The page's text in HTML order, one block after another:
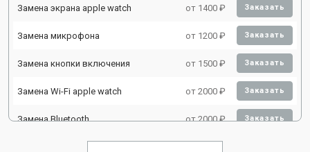
Замена экрана apple watch от 1400 ₽ Заказать
Замена микрофона от 1200 ₽ Заказать
Замена кнопки включения от 1500 ₽ Заказать
Замена Wi-Fi apple watch от 2000 ₽ Заказать
Замена Bluetooth от 2000 ₽ Заказать